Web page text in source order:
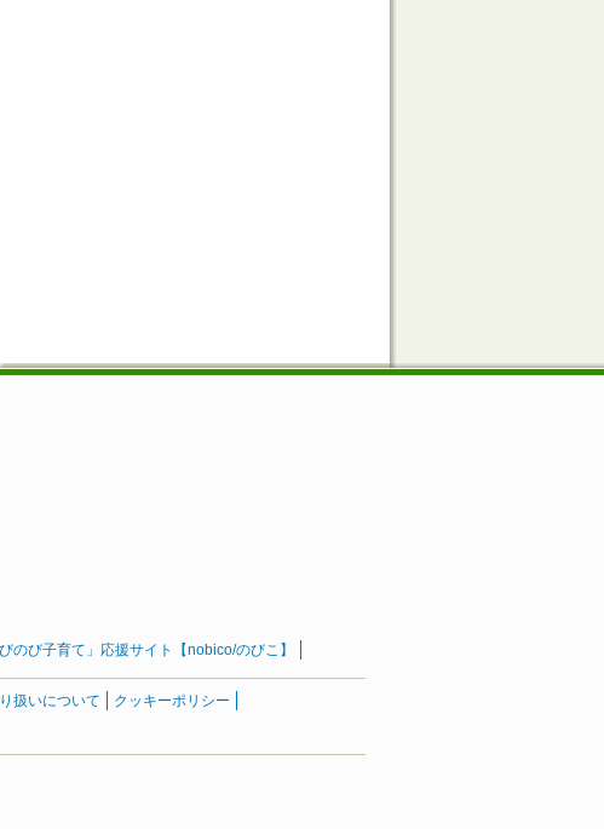
のび子育て」応援サイト【nobico/のびこ】
扱いについて
クッキーポリシー